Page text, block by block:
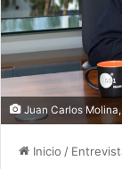
Juan Carlos
Inicio /